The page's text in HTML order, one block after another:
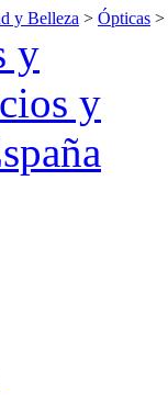
y Belleza > Ópticas >